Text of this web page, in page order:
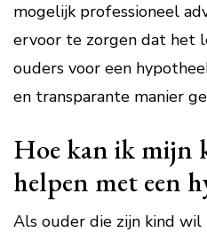
mogelijk professioneel
ervoor te zorgen dat het
ouders voor een
en transparante manier
Hoe kan ik mijn
helpen met een
Als ouder die zijn kind